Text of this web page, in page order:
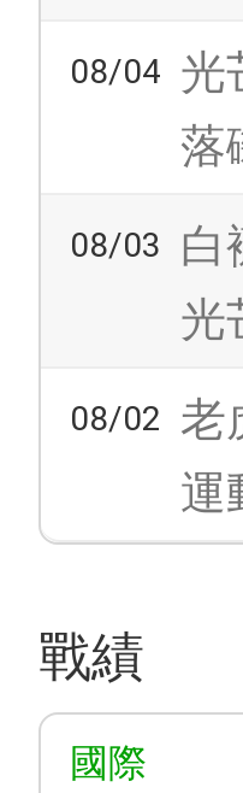
08/04 光
落
08/03
白
光
08/02 老
運
戰績
國際